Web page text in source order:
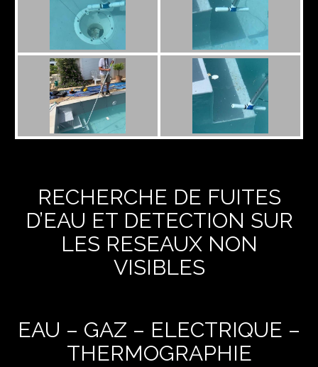
RECHERCHE DE FUITES
D’EAU ET DETECTION SUR
LES RESEAUX NON
VISIBLES
EAU – GAZ – ELECTRIQUE –
THERMOGRAPHIE